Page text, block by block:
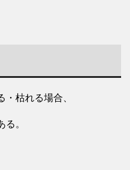
枯れる場合、
。